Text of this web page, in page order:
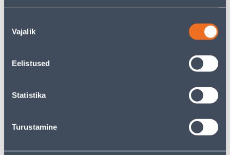
valik
Vajalik
Eelistused
Statistika
Turustamine
B2 KAANEGA IP54 HALL
3.59 €
SÜVISTATAVRAAMITA